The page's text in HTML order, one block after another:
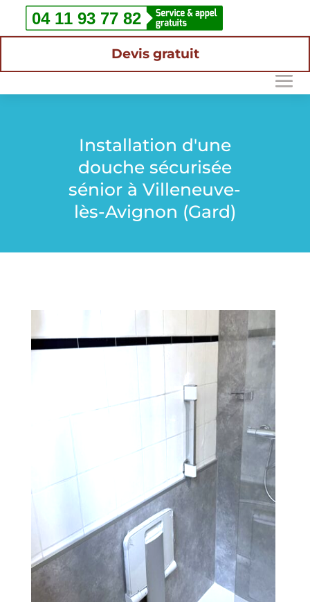
Devis gratuit
Installation d'une
douche sécurisée
sénior à Villeneuve-
lès-Avignon (Gard)